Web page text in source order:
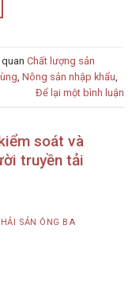
Chất lượng sản
Nông sản nhập khẩu
Để lại một bình luận
soát và
truyền tải
HẢI SẢN ÔNG BA